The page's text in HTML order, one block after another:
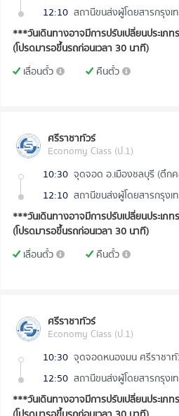
12:10 สถานีขนส่งผู้โดยสารกรุงเ
***วันเดินทางอาจมีการปรับเปลี่ยนประเภท
(โปรดมารอขึ้นรถก่อนเวลา 30 นาที)
เลื่อนตั๋ว
คืนตั๋ว
ศรีราชาทัวร์
Economy Class (ป.1)
10:30 จุดจอด อ.เมืองชลบุรี (ตึก
12:10 สถานีขนส่งผู้โดยสารกรุงเ
***วันเดินทางอาจมีการปรับเปลี่ยนประเภท
(โปรดมารอขึ้นรถก่อนเวลา 30 นาที)
เลื่อนตั๋ว
คืนตั๋ว
ศรีราชาทัวร์
Economy Class (ป.1)
10:30 จุดจอดหนองมน ศรีราชา
12:50 สถานีขนส่งผู้โดยสารกรุง
***วันเดินทางอาจมีการปรับเปลี่ยนประเภท